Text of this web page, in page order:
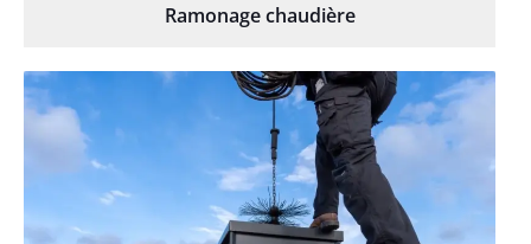
Ramonage chaudière